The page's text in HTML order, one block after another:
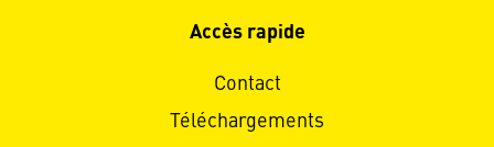
Accès rapide
Contact
Téléchargements